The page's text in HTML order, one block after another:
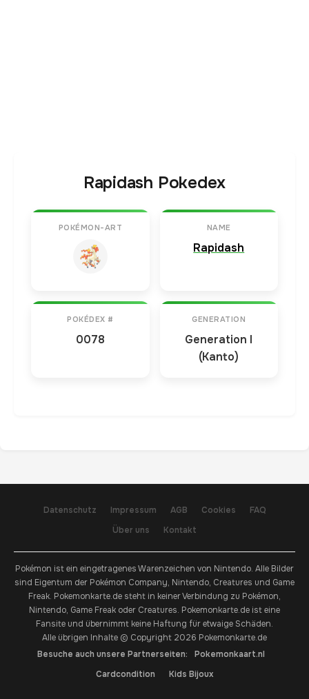
Rapidash Pokedex
POKÉMON-ART NAME
Rapidash
POKÉDEX #
0078
GENERATION
Generation I
(Kanto)
Datenschutz Impressum AGB Cookies
FAQ
Über uns
Kontakt
Pokémon ist ein eingetragenes Warenzeichen von Nintendo. Alle Bilder
sind Eigentum der Pokémon Company, Nintendo, Creatures und Game
Freak. Pokemonkarte.de steht in keiner Verbindung zu Pokémon,
Nintendo, Game Freak oder Creatures. Pokemonkarte.de ist eine
Fansite und übernimmt keine Haftung für etwaige Schäden.
Alle übrigen Inhalte © Copyright 2026 Pokemonkarte.de
Besuche auch unsere Partnerseiten:
Pokemonkaart.nl
Cardcondition
Kids Bijoux